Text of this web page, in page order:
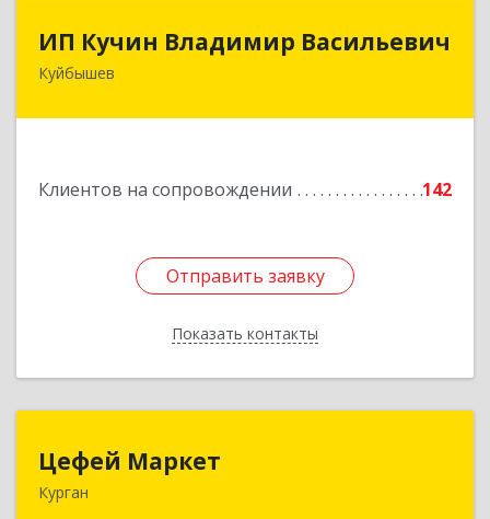
ИП Кучин Владимир Васильевич
Куйбышев
Клиентов на сопровождении 142
Отправить заявку
Показать контакты
632387, Новосибирская обл, Куйбышев г,
Отправить заявку
Назад
Цефей Маркет
Курган640002, Курганская обл, Курган г, М.Горького